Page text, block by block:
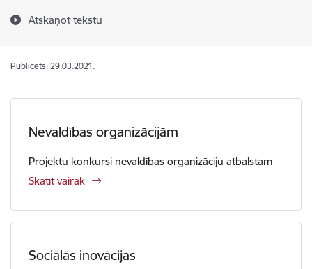
Atskaņot tekstu
Publicēts: 29.03.2021.
Nevaldības organizācijām
Projektu konkursi nevaldības organizāciju atbalstam
Skatīt vairāk
Sociālās inovācijas